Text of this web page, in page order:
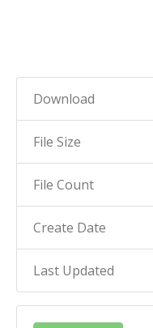
Download
File Size
File Count
Create Date
Last Updated